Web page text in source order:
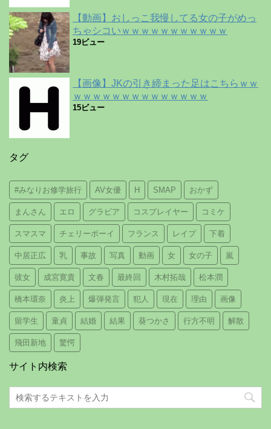
【動画】おしっこ我慢してる女の子がめっ
ちゃシコいｗｗｗｗｗｗｗｗｗｗｗ
19ビュー
【画像】JKの引き締まった足はこちらｗｗ
ｗｗｗｗｗｗｗｗｗｗｗｗｗｗ
15ビュー
タグ
#みなりお修学旅行 AV女優 H SMAP おかず
まんさん エロ グラビア コスプレイヤー コミケ
スマスマ チェリーボーイ フランス レイプ 下着
中居正広 乳 事故 写真 動画 女 女の子 嵐
彼女 成宮寛貴 文春 最終回 木村拓哉 松本潤
橋本環奈 炎上 爆弾発言 犯人 現在 理由 画像
留学生 童貞 結婚 結果 葵つかさ 行方不明 解散
飛田新地 驚愕
サイト内検索